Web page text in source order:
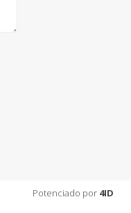
Potenciado por 4ID